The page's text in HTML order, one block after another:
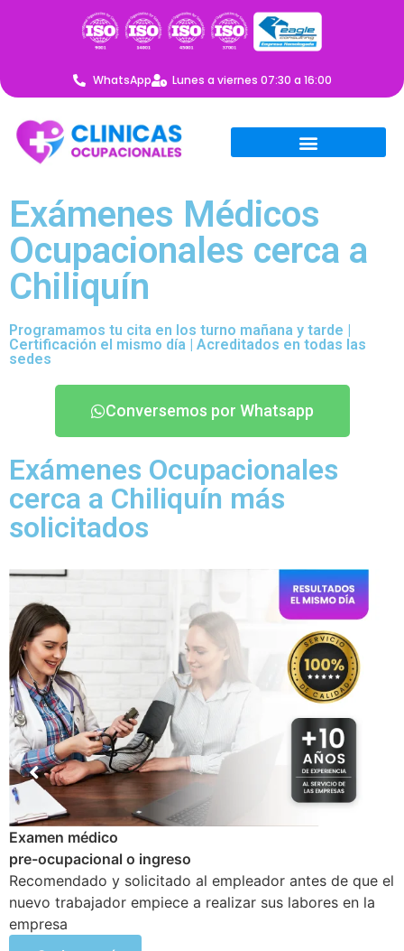
WhatsApp Lunes a viernes 07:30 a 16:00
Exámenes Médicos
Ocupacionales cerca a
Chiliquín
Programamos tu cita en los turno mañana y tarde |
Certificación el mismo día | Acreditados en todas las
sedes
Conversemos por Whatsapp
Exámenes Ocupacionales
cerca a Chiliquín más
solicitados
Examen médico Ocupacional Periódicos o anuales
Objetivo de poder detectar si existen problemas de
salud que se hayan podido generar en el transcurso de
sus actividades
Cotiza aquí